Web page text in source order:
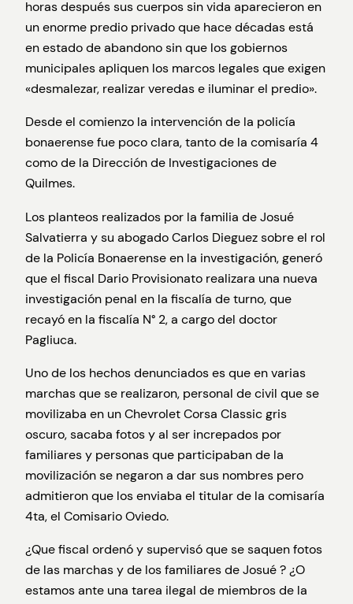
horas después sus cuerpos sin vida aparecieron en
un enorme predio privado que hace décadas está
en estado de abandono sin que los gobiernos
municipales apliquen los marcos legales que exigen
«desmalezar, realizar veredas e iluminar el predio».
Desde el comienzo la intervención de la policía
bonaerense fue poco clara, tanto de la comisaría 4
como de la Dirección de Investigaciones de
Quilmes.
Los planteos realizados por la familia de Josué
Salvatierra y su abogado Carlos Dieguez sobre el rol
de la Policía Bonaerense en la investigación, generó
que el fiscal Dario Provisionato realizara una nueva
investigación penal en la fiscalía de turno, que
recayó en la fiscalía N° 2, a cargo del doctor
Pagliuca.
Uno de los hechos denunciados es que en varias
marchas que se realizaron, personal de civil que se
movilizaba en un Chevrolet Corsa Classic gris
oscuro, sacaba fotos y al ser increpados por
familiares y personas que participaban de la
movilización se negaron a dar sus nombres pero
admitieron que los enviaba el titular de la comisaría
4ta, el Comisario Oviedo.
¿Que fiscal ordenó y supervisó que se saquen fotos
de las marchas y de los familiares de Josué ? ¿O
estamos ante una tarea ilegal de miembros de la